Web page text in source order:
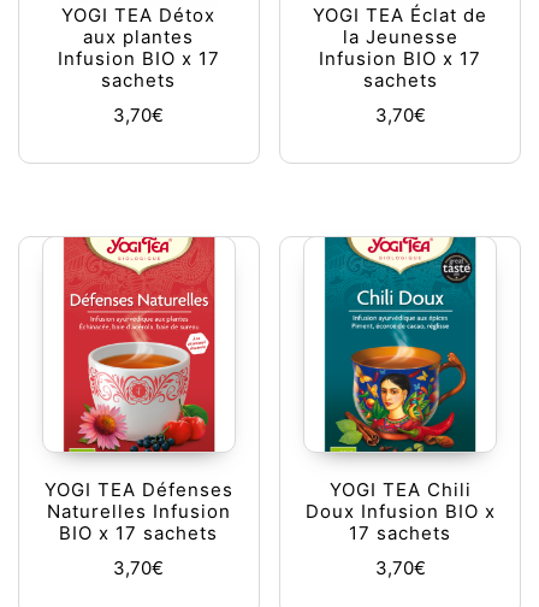
YOGI TEA Détox
aux plantes
Infusion BIO x 17
sachets
3,70€
YOGI TEA Éclat de
la Jeunesse
Infusion BIO x 17
sachets
3,70€
YOGI TEA Défenses
Naturelles Infusion
BIO x 17 sachets
3,70€
YOGI TEA Chili
Doux Infusion BIO x
17 sachets
3,70€